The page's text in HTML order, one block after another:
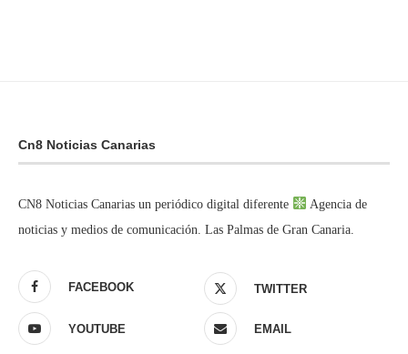
Cn8 Noticias Canarias
CN8 Noticias Canarias un periódico digital diferente
Agencia de
noticias y medios de comunicación. Las Palmas de Gran Canaria.
FACEBOOK TWITTER
YOUTUBE EMAIL